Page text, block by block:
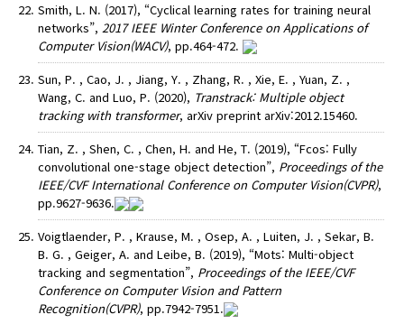
Smith, L. N. (2017), “Cyclical learning rates for training neural
networks”,2017 IEEE Winter Conference on Applications of
Computer Vision(WACV), pp.464-472.
Sun, P. , Cao, J. , Jiang, Y. , Zhang, R. , Xie, E. , Yuan, Z. ,
Wang, C. and Luo, P. (2020), Transtrack: Multiple object
tracking with transformer, arXiv preprint arXiv:2012.15460.
Tian, Z. , Shen, C. , Chen, H. and He, T. (2019), “Fcos: Fully
convolutional one-stage object detection”, Proceedings of the
IEEE/CVF International Conference on Computer Vision(CVPR),
pp.9627-9636.
Voigtlaender, P. , Krause, M. , Osep, A. , Luiten, J. , Sekar, B.
B. G. , Geiger, A. and Leibe, B. (2019), “Mots: Multi-object
tracking and segmentation”, Proceedings of the IEEE/CVF
Conference on Computer Vision and Pattern
Recognition(CVPR), pp.7942-7951.